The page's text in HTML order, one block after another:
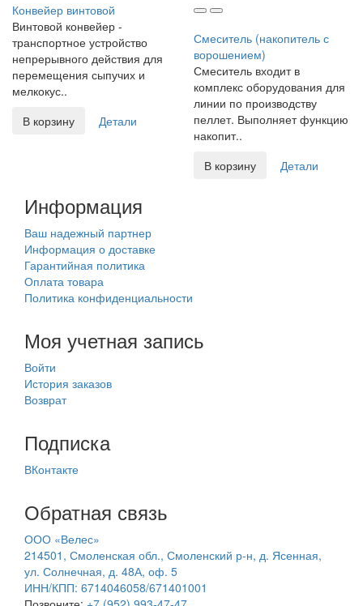
Конвейер винтовой
Винтовой конвейер -
транспортное устройство
непрерывного действия для
перемещения сыпучих и
мелкокус..
В корзину
Детали
Смеситель (накопитель с
ворошением)
Смеситель входит в
комплекс оборудования для
линии по производству
пеллет. Выполняет функцию
накопит..
В корзину
Детали
Информация
Ваш надежный партнер
Информация о доставке
Гарантийная политика
Оплата товара
Политика конфиденциальности
Моя учетная запись
Войти
История заказов
Возврат
Подписка
ВКонтакте
Обратная связь
ООО «Велес»
214501, Смоленская обл., Смоленский р-н, д. Ясенная,
ул. Солнечная, д. 48А, оф. 5
ИНН/КПП: 6714046058/671401001